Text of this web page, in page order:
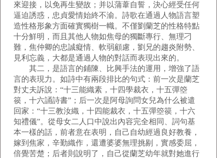
來迎接，以免再生變故；并以蒲葦自誓，決心經受任何
逼迫誘惑，忠貞愛情始終不渝。詩歌在通過人物語言塑
造性格形象方面確實獨樹一幟。不僅劉蘭芝的性格特點
十分鮮明，而且其他人物如焦母的獨斷專行、無理刁
難，焦仲卿的忠誠癡情、軟弱顧慮，劉兄的趨炎附勢、
見利忘義，大都是通過人物的對話而表現出來的。
其二，是語言的鋪陳、比興手法的運用，增強了語
言的表現力。如詩中有兩段排比的句式：前一次是蘭芝
對丈夫訴說：“十三能織素，十四學裁衣，十五彈箜
篌，十六誦詩書”；后一次是阿母詢問女兒為什么被遣
回家：“十三教汝織，十四能裁衣，十五彈箜篌，十六
知禮儀”。從母女二人口中說出內容完全相同、詞句基
本一樣的話，前者意在表明，自己自幼經過良好教養，
嫁到焦家，辛勤織作，還遭婆婆無理挑剔，實感委屈，
倍覺苦楚；后者則說明了，自己從蘭芝幼年就對她進行